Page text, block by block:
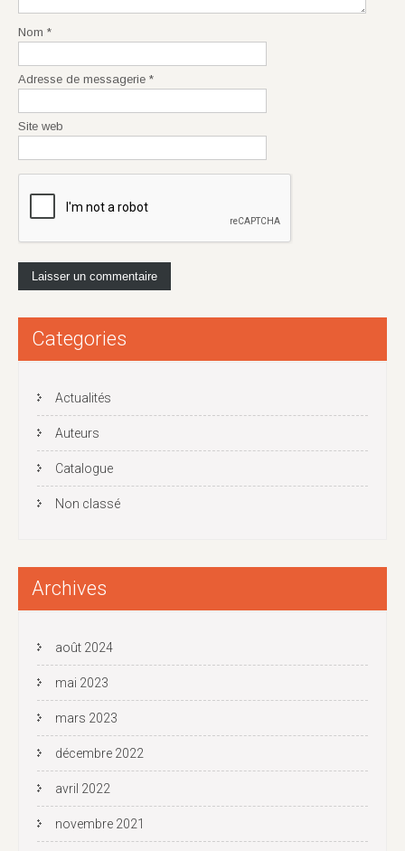
Nom *
Adresse de messagerie *
Site web
Categories
Actualités
Auteurs
Catalogue
Non classé
Archives
août 2024
mai 2023
mars 2023
décembre 2022
avril 2022
novembre 2021